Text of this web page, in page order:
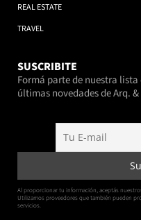
REAL ESTATE
TRAVEL
SUSCRIBITE
Formá parte de nuestra
últimas novedades de Arq. &
Al proporcionar tu información, aceptás
Utilizamos proveedores que también pueden
servicios.